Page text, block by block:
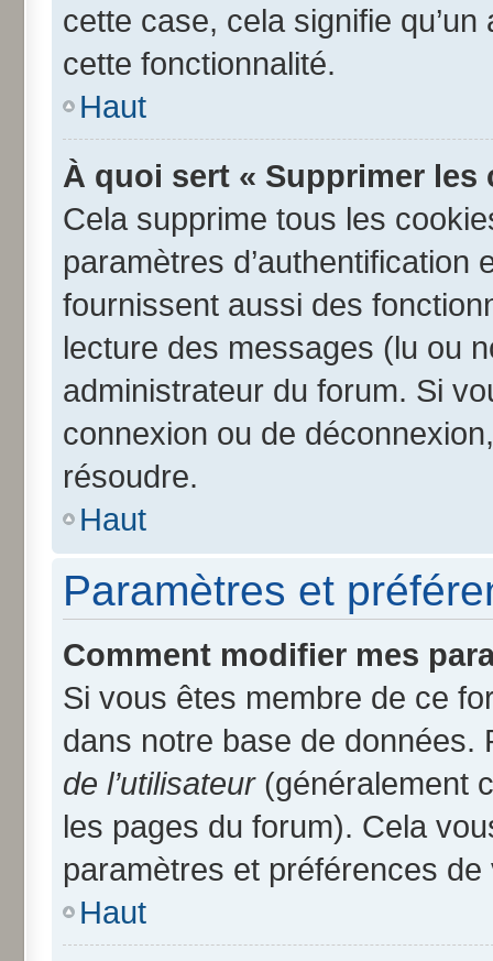
cette case, cela signifie
cette fonctionnalité.
Haut
À quoi sert « Supprimer
Cela supprime tous les
paramètres
fournissent aussi des
lecture des messages (lu ou
administrateur du forum. Si
connexion ou de
résoudre.
Haut
Paramètres et
Comment modifier mes
Si vous êtes membre de ce
dans notre base de
de l’utilisateur(généralement
les pages du forum). Cela
paramètres et préférences
Haut